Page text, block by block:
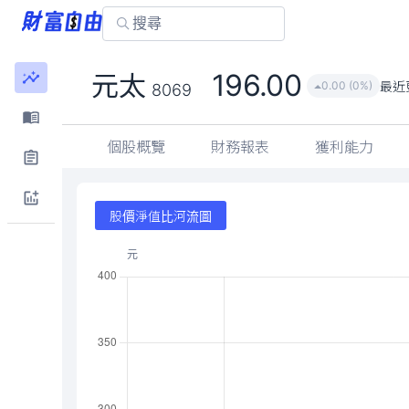
元太 8069 196.00 0.00 (0%) 最近
個股概覽 財務報表 獲利能力
股價淨值比河流圖